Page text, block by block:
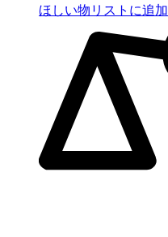
ほしい物リストに追加